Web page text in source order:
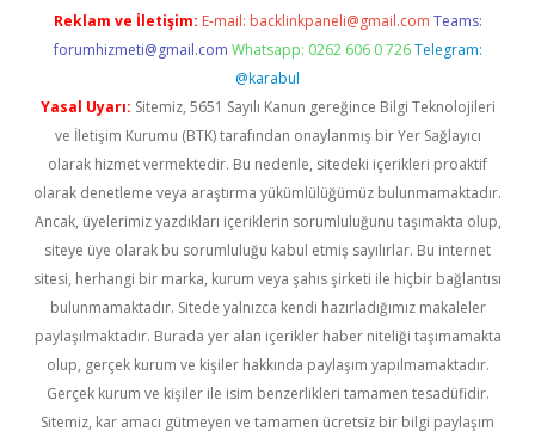
Reklam ve İletişim: E-mail: backlinkpaneli@gmail.com Teams:
forumhizmeti@gmail.com Whatsapp: 0262 606 0 726 Telegram:
@karabul
Yasal Uyarı: Sitemiz, 5651 Sayılı Kanun gereğince Bilgi Teknolojileri
ve İletişim Kurumu (BTK) tarafından onaylanmış bir Yer Sağlayıcı
olarak hizmet vermektedir. Bu nedenle, sitedeki içerikleri proaktif
olarak denetleme veya araştırma yükümlülüğümüz bulunmamaktadır.
Ancak, üyelerimiz yazdıkları içeriklerin sorumluluğunu taşımakta olup,
siteye üye olarak bu sorumluluğu kabul etmiş sayılırlar. Bu internet
sitesi, herhangi bir marka, kurum veya şahıs şirketi ile hiçbir bağlantısı
bulunmamaktadır. Sitede yalnızca kendi hazırladığımız makaleler
paylaşılmaktadır. Burada yer alan içerikler haber niteliği taşımamakta
olup, gerçek kurum ve kişiler hakkında paylaşım yapılmamaktadır.
Gerçek kurum ve kişiler ile isim benzerlikleri tamamen tesadüfidir.
Sitemiz, kar amacı gütmeyen ve tamamen ücretsiz bir bilgi paylaşım